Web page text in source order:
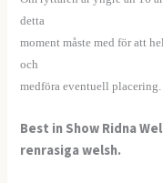
detta
moment måste med för att
och
medföra eventuell placering.
Best in Show Ridna
renrasiga welsh.